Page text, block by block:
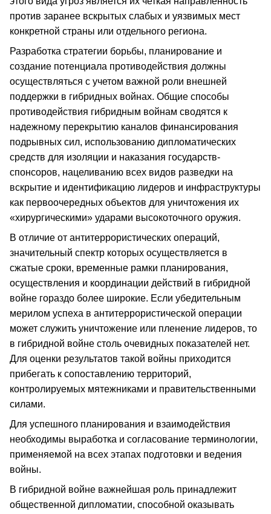
против заранее вскрытых слабых и уязвимых мест
конкретной страны или отдельного региона.
Разработка стратегии борьбы, планирование и
создание потенциала противодействия должны
осуществляться с учетом важной роли внешней
поддержки в гибридных войнах. Общие способы
противодействия гибридным войнам сводятся к
надежному перекрытию каналов финансирования
подрывных сил, использованию дипломатических
средств для изоляции и наказания государств-
спонсоров, нацеливанию всех видов разведки на
вскрытие и идентификацию лидеров и инфраструктуры
как первоочередных объектов для уничтожения их
«хирургическими» ударами высокоточного оружия.
В отличие от антитеррористических операций,
значительный спектр которых осуществляется в
сжатые сроки, временные рамки планирования,
осуществления и координации действий в гибридной
войне гораздо более широкие. Если убедительным
мерилом успеха в антитеррористической операции
может служить уничтожение или пленение лидеров, то
в гибридной войне столь очевидных показателей нет.
Для оценки результатов такой войны приходится
прибегать к сопоставлению территорий,
контролируемых мятежниками и правительственными
силами.
Для успешного планирования и взаимодействия
необходимы выработка и согласование терминологии,
применяемой на всех этапах подготовки и ведения
войны.
В гибридной войне важнейшая роль принадлежит
общественной дипломатии, способной оказывать